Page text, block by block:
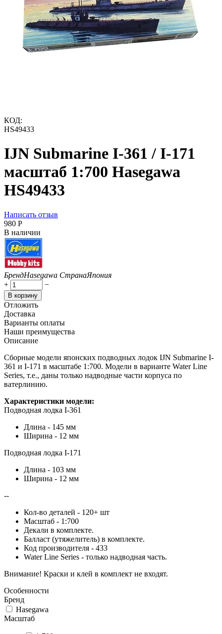
КОД:
HS49433
IJN Submarine I-361 / I-171
масштаб 1:700 Hasegawa
HS49433
Написать отзыв
‍980‍ Р
В наличии
БрендHasegawa СтранаЯпония
+
−
В корзину
Отложить
Доставка
Варианты оплаты
Наши преимущества
Описание
Сборные модели японских подводных лодок IJN Submarine I-
361 и I-171 в масштабе 1:700. Модели в варианте Water Line
Series, т.е., даны только надводные части корпуса по
ватерлинию.
Характеристики модели:
Подводная лодка I-361
Длина - 145 мм
Ширина - 12 мм
Подводная лодка I-171
Длина - 103 мм
Ширина - 12 мм
--
Кол-во деталей - 120+ шт
Масштаб - 1:700
Декали в комплекте.
Балласт (утяжелитель) в комплекте.
Код производителя - 433
Water Line Series - только надводная часть.
Внимание! Краски и клей в комплект не входят.
Особенности
Бренд
Hasegawa
Масштаб